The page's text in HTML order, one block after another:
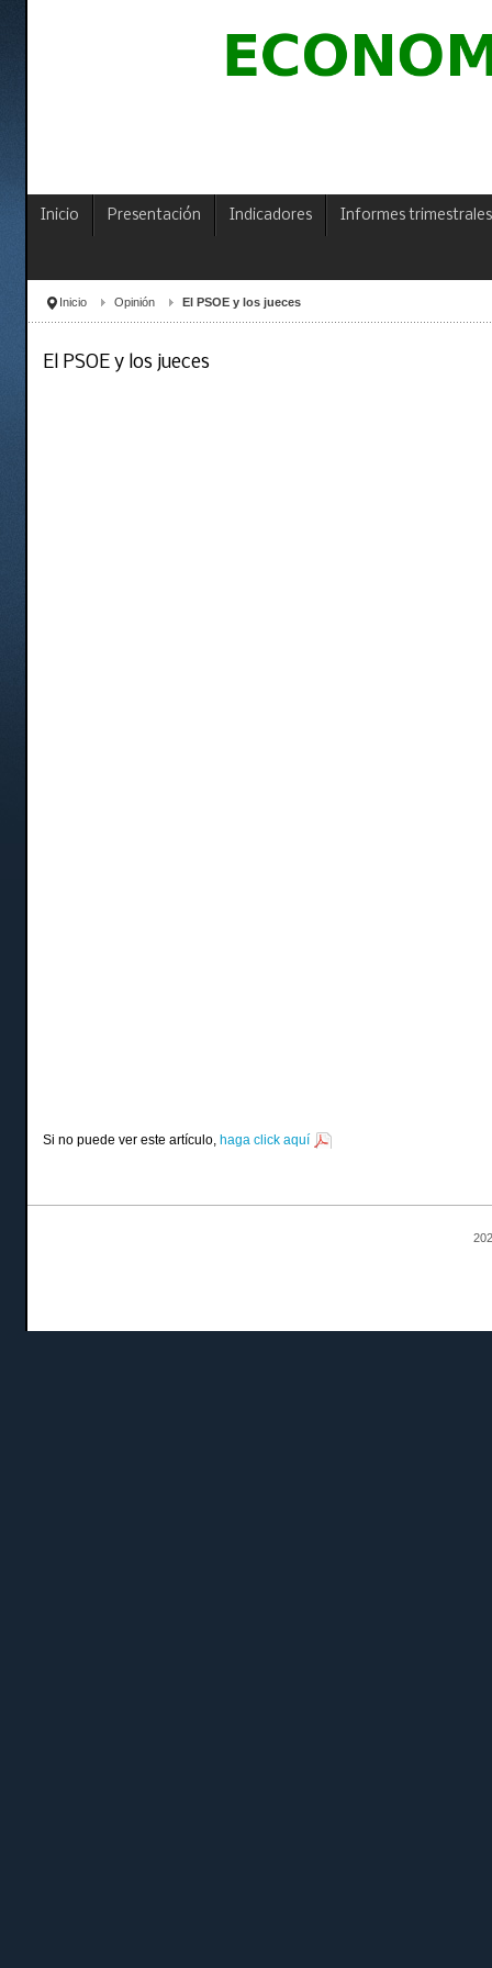
Inicio Presentación Indicadores Informes trimestrales
Inicio Opinión El PSOE y los jueces
El PSOE y los jueces
Si no puede ver este artículo, haga click aquí